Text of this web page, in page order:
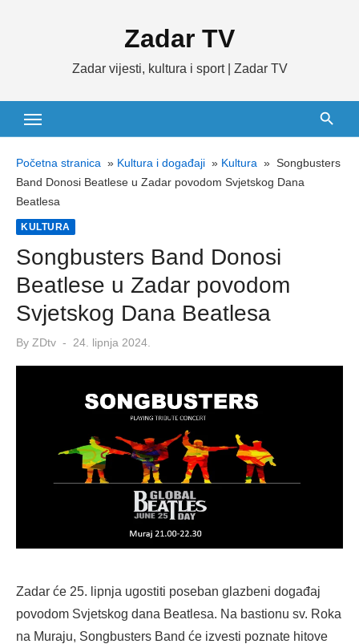
Zadar TV
Zadar vijesti, kultura i sport | Zadar TV
Početna stranica » Kultura i događaji » Kultura » Songbusters
Band Donosi Beatlese u Zadar povodom Svjetskog Dana
Beatlesa
KULTURA
Songbusters Band Donosi
Beatlese u Zadar povodom
Svjetskog Dana Beatlesa
By ZDtv
Posted
24. lipnja 2024.
Zadar će 25. lipnja ugostiti poseban glazbeni događaj
povodom Svjetskog dana Beatlesa. Na bastionu sv. Roka
na Muraju, Songbusters Band će izvesti poznate hitove